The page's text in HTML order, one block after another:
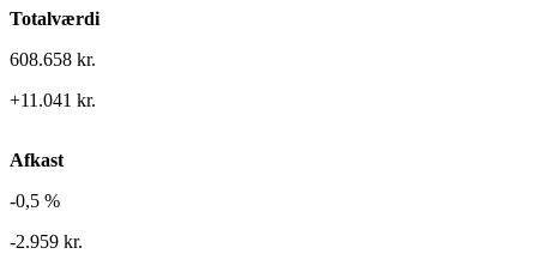
Totalværdi
608.658 kr.
+11.041 kr.
Afkast
-0,5 %
-2.959 kr.